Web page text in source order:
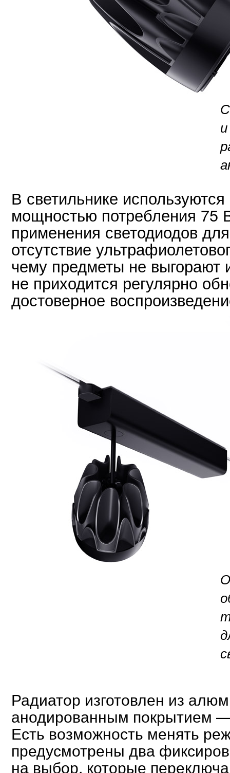
В светильнике
мощностью потребления 75
применения светодиодов
отсутствие
чему предметы не выгорают
не приходится регулярно
достоверное
Радиатор изготовлен из
анодированным покрытием
Есть возможность менять
предусмотрены два
на выбор, которые